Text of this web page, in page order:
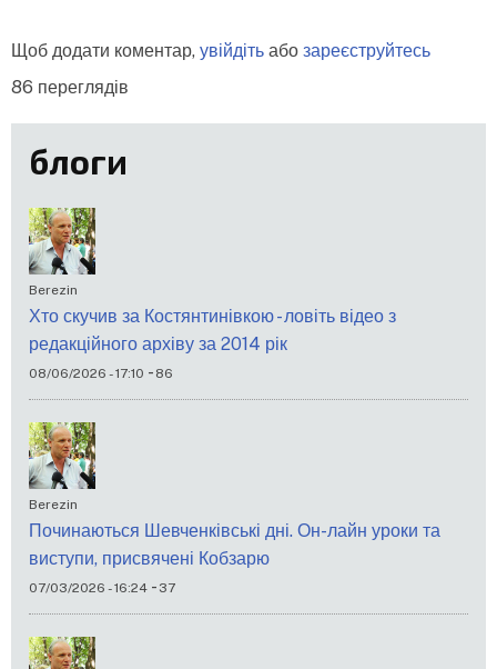
Щоб додати коментар, увійдіть або зареєструйтесь
86 переглядів
блоги
Berezin
Хто скучив за Костянтинівкою - ловіть відео з
редакційного архіву за 2014 рік
08/06/2026 - 17:10 - 86
Berezin
Починаються Шевченківські дні. Он-лайн уроки та
виступи, присвячені Кобзарю
07/03/2026 - 16:24 - 37